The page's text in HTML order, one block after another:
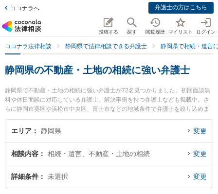
ココナラへ 弁護士の方はこちら
投稿する 探す 閲覧履歴 マイリスト ログイン
ココナラ法律相談 静岡県で法律相談できる弁護士 静岡県で相続・遺言
静岡県の不動産・土地の相続に強い弁護士
静岡県で不動産・土地の相続に強い弁護士が72名見つかりました。初回面談無
料や休日面談に対応している弁護士、解決事例を持つ弁護士なども掲載中。さ
らに静岡市葵区や浜松市中央区、富士市などの地域条件で弁護士を絞り込めま
す。相続・遺言に関係する家族間の相続トラブルや認知症の相続、遺産分割等
の細かな分野での絞り込み検索もでき便利です。特に弁護士法人市民の森 藤枝
城 拓摩弁護士のプロフィール情報や弁護士費用、強みなどが注目されていま
す。『静岡県で土日や夜間に発生した不動産・土地の相続のトラブルを今すぐ
に弁護士に相談したい』『不動産・土地の相続のトラブル解決の実績豊富な近
エリア 静岡県 変更
相談内容 相続・遺言、不動産・土地の相続 変更
詳細条件 未選択 変更